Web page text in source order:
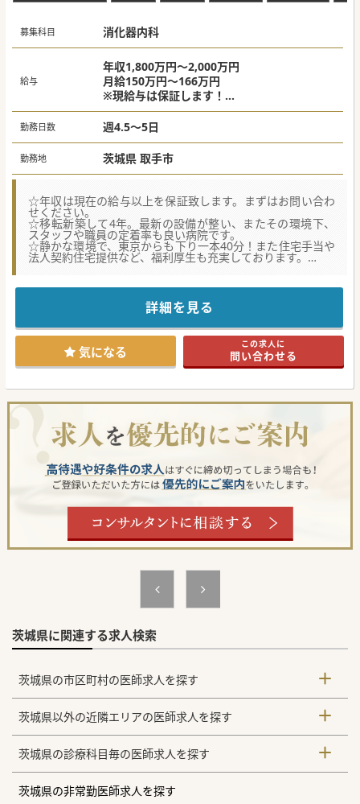
募集科目 消化器内科
給与
年収1,800万円～2,000万円
月給150万円～166万円
※現給与は保証します！
※週5日の場合：年収1,800万円～2,000万円
★週4日も相談可：1,440～1,600万円
勤務日数 週4.5～5日
勤務地 茨城県 取手市
☆年収は現在の給与以上を保証致します。まずはお問い合わ
せください。
☆移転新築して4年。最新の設備が整い、またその環境下、
スタッフや職員の定着率も良い病院です。
☆静かな環境で、東京からも下り一本40分！また住宅手当や
法人契約住宅提供など、福利厚生も充実しております。
開院して40年来、心臓・循環器領域をメインとして地域医療
2017年の新築移転に伴い、予防から急性期、そしてリハビ
リ・療養期まで、
在宅医療から介護領域において地域の幅広い需要に応えてい
る病院です。
住宅手当・赴任手当から法人契約住宅まで、ドクターの方の
働きやすい環境を
す。
詳細を見る
気になる この求人に
問い合わせる
茨城県に関連する求人検索
茨城県の市区町村の医師求人を探す
茨城県以外の近隣エリアの医師求人を探す
茨城県の診療科目毎の医師求人を探す
茨城県の非常勤医師求人を探す